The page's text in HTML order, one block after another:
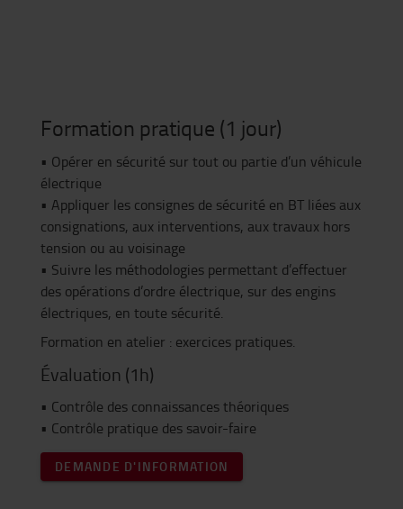
Formation pratique (1 jour)
• Opérer en sécurité sur tout ou partie d’un véhicule
électrique
• Appliquer les consignes de sécurité en BT liées aux
consignations, aux interventions, aux travaux hors
tension ou au voisinage
• Suivre les méthodologies permettant d’effectuer
des opérations d’ordre électrique, sur des engins
électriques, en toute sécurité.
Formation en atelier : exercices pratiques.
Évaluation (1h)
• Contrôle des connaissances théoriques
• Contrôle pratique des savoir-faire
DEMANDE D'INFORMATION